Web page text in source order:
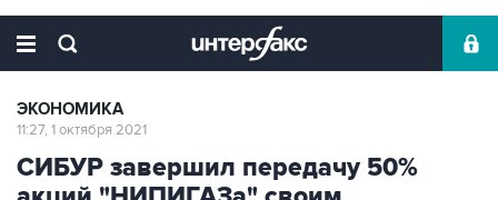
ЭКОНОМИКА
11:27, 1 октября 2021
СИБУР завершил передачу 50%